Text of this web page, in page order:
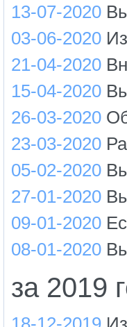
13-07-2020
03-06-2020
21-04-2020
15-04-2020
26-03-2020
23-03-2020
05-02-2020
27-01-2020
09-01-2020
08-01-2020
за 2019